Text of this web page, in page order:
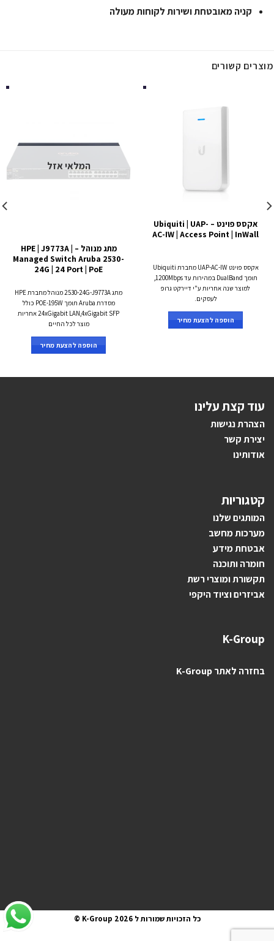
קניה מאובטחת ושירות לקוחות מעולה
מוצרים קשורים
אקסס פוינט – Ubiquiti | UAP-
AC-IW | Access Point | InWall
אקסס פוינט UAP-AC-IW מחברת Ubiquiti
תומך DualBand במהירות עד 1200Mbps,
למוצר שנה אחריות ע"י דיירקט גרופ
לעסקים.
הוספה להצעת מחיר
המלאי אזל
מתג מנוהל – HPE | J9773A |
Managed Switch Aruba 2530-
24G | 24 Port | PoE
מתג 2530-24G-J9773A מנוהל מחברת HPE
מסדרת Aruba תומך POE-195W כולל
24xGigabit LAN,4xGigabit SFP אחריות
מוצר לכל החיים
הוספה להצעת מחיר
עוד קצת עלינו
הצהרת נגישות
יצירת קשר
אודותינו
קטגוריות
המותגים שלנו
מערכות מחשב
אבטחת מידע
חומרה ותוכנה
תקשורת ומוצרי רשת
אביזרים וציוד היקפי
K-Group
בחזרה לאתר K-Group
כל הזכויות שמורות ל K-Group 2026 ©